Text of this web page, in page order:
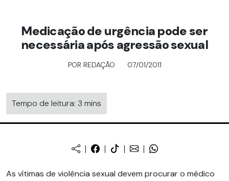
Medicação de urgência pode ser
necessária após agressão sexual
POR REDAÇÃO 07/01/2011
Tempo de leitura: 3 mins
As vítimas de violência sexual devem procurar o médico